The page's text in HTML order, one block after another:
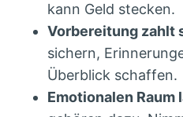
kann Geld stecken.
Vorbereitung zahlt
sichern,
Überblick schaffen.
Emotionalen Raum